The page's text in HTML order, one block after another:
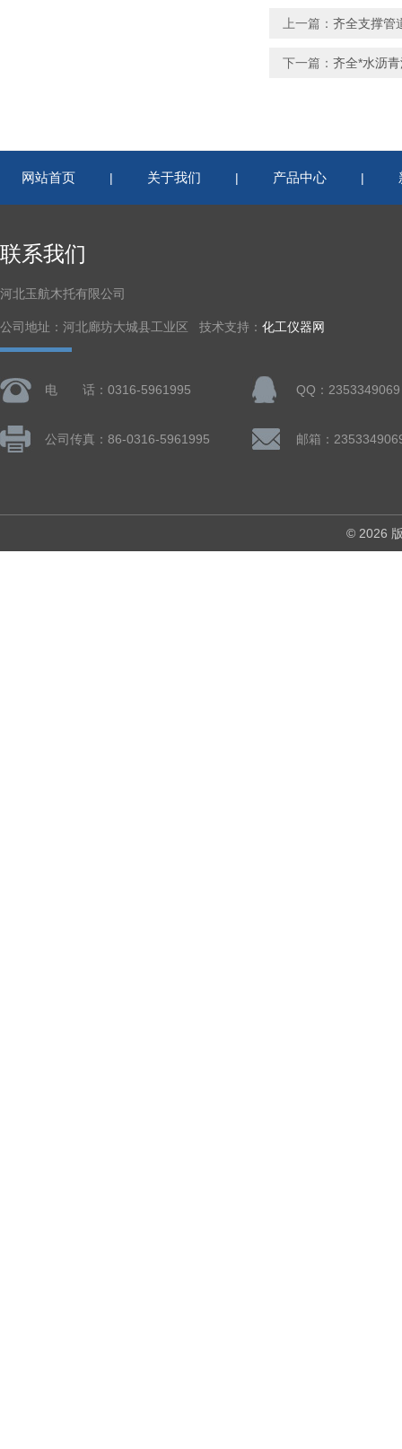
上一篇： 齐全支撑管
下一篇： 齐全*水沥
网站首页 | 关于我们 | 产品中心 |
联系我们
河北玉航木托有限公司
公司地址：河北廊坊大城县工业区 技术支持： 化工仪器网
电 话：0316-5961995 QQ：2353349069
公司传真：86-0316-5961995 邮箱：
© 2026